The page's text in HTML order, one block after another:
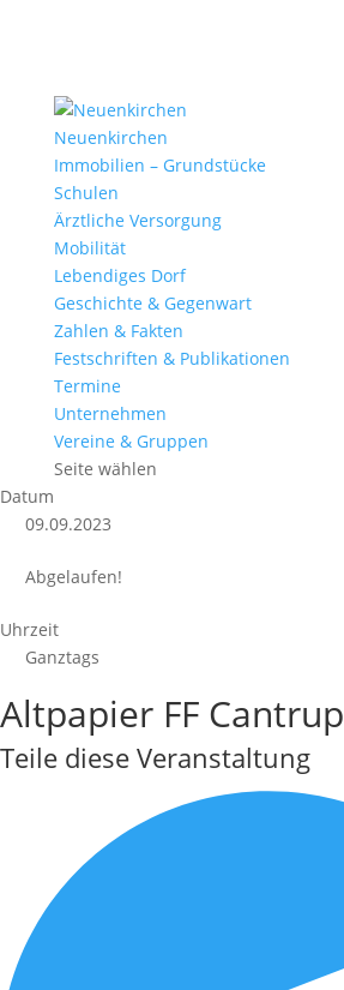
Neuenkirchen
Immobilien – Grundstücke
Schulen
Ärztliche Versorgung
Mobilität
Lebendiges Dorf
Geschichte & Gegenwart
Zahlen & Fakten
Festschriften & Publikationen
Termine
Unternehmen
Vereine & Gruppen
Seite wählen
Datum
09.09.2023
Abgelaufen!
Uhrzeit
Ganztags
Altpapier FF Cantrup
Teile diese Veranstaltung